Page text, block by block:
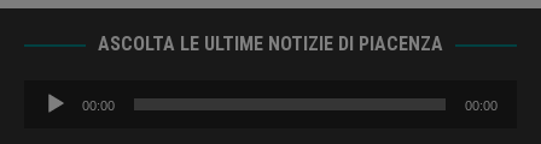
ASCOLTA LE ULTIME NOTIZIE DI PIACENZA
Audio
Player
00:00 00:00